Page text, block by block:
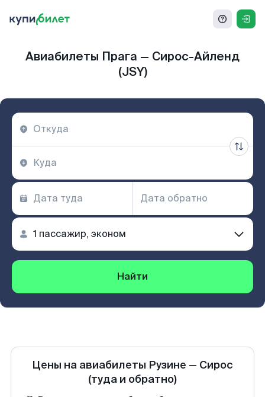
Авиабилеты Прага — Сирос-Айленд
(JSY)
Найти
Цены на авиабилеты Рузине — Сирос
(туда и обратно)